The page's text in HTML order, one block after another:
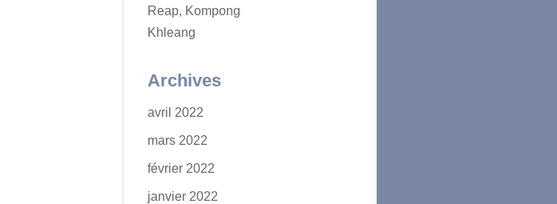
Reap, Kompong
Khleang
Archives
avril 2022
mars 2022
février 2022
janvier 2022